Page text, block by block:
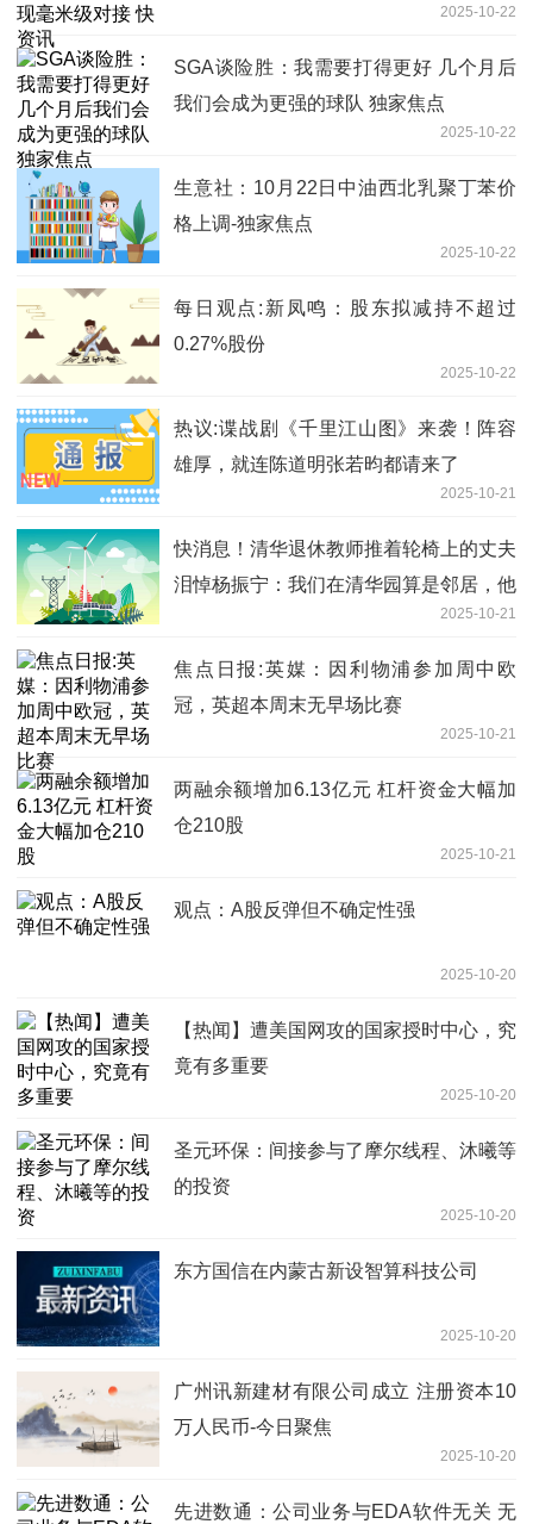
2025-10-22
SGA谈险胜：我需要打得更好 几个月后
我们会成为更强的球队 独家焦点
2025-10-22
生意社：10月22日中油西北乳聚丁苯价
格上调-独家焦点
2025-10-22
每日观点:新凤鸣：股东拟减持不超过
0.27%股份
2025-10-22
热议:谍战剧《千里江山图》来袭！阵容
雄厚，就连陈道明张若昀都请来了
2025-10-21
快消息！清华退休教师推着轮椅上的丈夫
泪悼杨振宁：我们在清华园算是邻居，他
一生四处奔波很不容易，夫人翁帆照护多
年也很不易
2025-10-21
焦点日报:英媒：因利物浦参加周中欧
冠，英超本周末无早场比赛
2025-10-21
两融余额增加6.13亿元 杠杆资金大幅加
仓210股
2025-10-21
观点：A股反弹但不确定性强
2025-10-20
【热闻】遭美国网攻的国家授时中心，究
竟有多重要
2025-10-20
圣元环保：间接参与了摩尔线程、沐曦等
的投资
2025-10-20
东方国信在内蒙古新设智算科技公司
2025-10-20
广州讯新建材有限公司成立 注册资本10
万人民币-今日聚焦
2025-10-20
先进数通：公司业务与EDA软件无关 无